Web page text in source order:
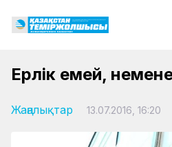
Ерлік емей,
Жаңалықтар 13.07.2016, 16:20